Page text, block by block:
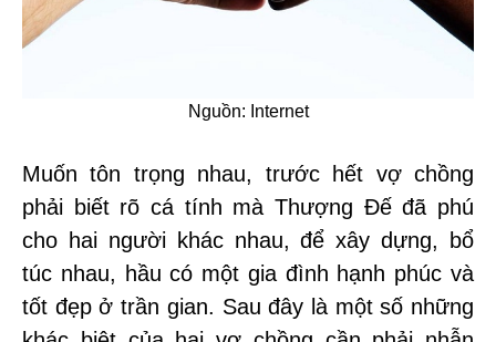
Nguồn: Internet
Muốn tôn trọng nhau, trước hết vợ chồng
phải biết rõ cá tính mà Thượng Đế đã phú
cho hai người khác nhau, để xây dựng, bổ
túc nhau, hầu có một gia đình hạnh phúc và
tốt đẹp ở trần gian. Sau đây là một số những